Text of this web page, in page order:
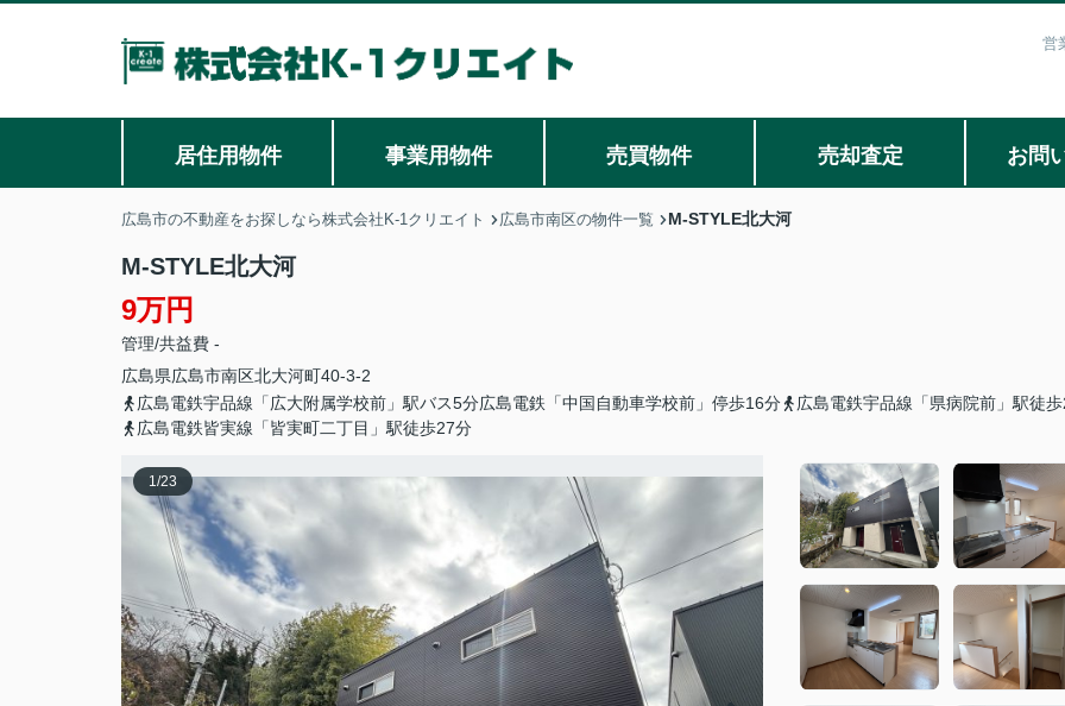
営
居住用物件 事業用物件 売買物件 売却査定 お問
広島市の不動産をお探しなら株式会社K-1クリエイト 広島市南区の物件一覧 M-STYLE北大河
M-STYLE北大河
9万円
管理/共益費 -
広島県広島市南区北大河町40-3-2
広島電鉄宇品線「広大附属学校前」駅バス5分広島電鉄「中国自動車学校前」停歩16分
広島電鉄宇品線「県病院前」駅徒
広島電鉄皆実線「皆実町二丁目」駅徒歩27分
1/23